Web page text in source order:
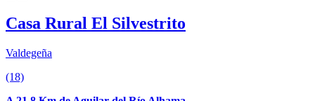
Casa Rural El Silvestrito
Valdegeña
(18)